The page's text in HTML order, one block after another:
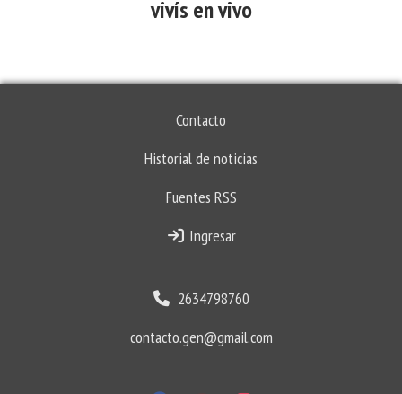
vivís en vivo
Contacto
Historial de noticias
Fuentes RSS
Ingresar
2634798760
contacto.gen@gmail.com